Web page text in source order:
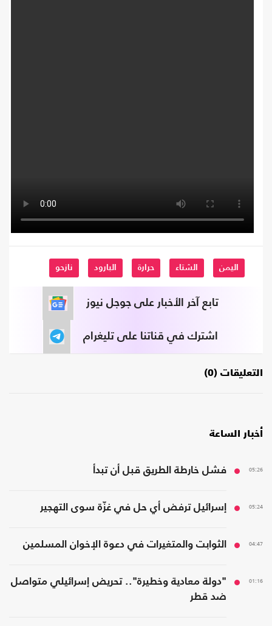
اليمن الشتاء حرارة البارود نازحو
تابع آخر الأخبار على جوجل نيوز
اشترك في قناتنا على تليغرام
التعليقات (0)
أخبار الساعة
05:26 فشل خارطة الطريق قبل أن تبدأ
05:24 إسرائيل ترفض أي حل في غزّة سوى التهجير
04:47 الثوابت والمتغيرات في دعوة الإخوان المسلمين
01:16
"دولة معادية وخطيرة".. تحريض إسرائيلي متواصل
ضد قطر